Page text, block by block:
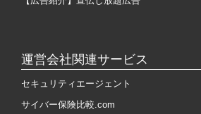
運営会社関連サービス
セキュリティエージェント
サイバー保険比較.com